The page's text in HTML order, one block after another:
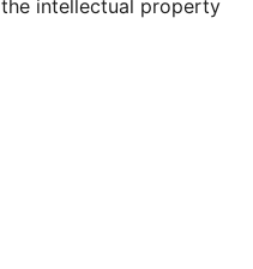
intellectual property